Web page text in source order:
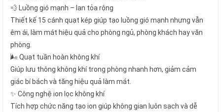
💨 Luồng gió mạnh – lan tỏa rộng
Thiết kế 15 cánh quạt kép giúp tạo luồng gió mạnh nhưng vẫn
êm ái, làm mát hiệu quả cho phòng ngủ, phòng khách hay văn
phòng.
🌬 Quạt tuần hoàn không khí
Giúp lưu thông không khí trong phòng nhanh hơn, giảm cảm
giác bí bách và tăng hiệu quả làm mát.
✨ Công nghệ ion lọc không khí
Tích hợp chức năng tạo ion giúp không gian luôn sạch và dễ